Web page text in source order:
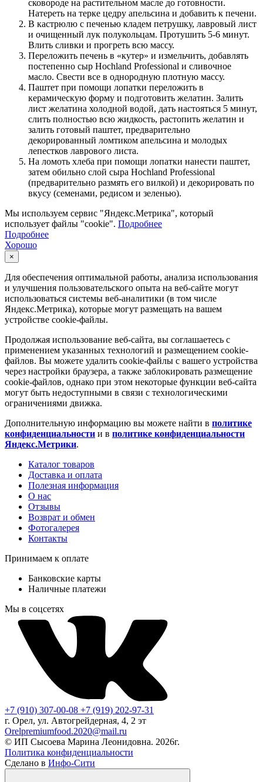
сковороде на растительном масле до готовности.
Натереть на терке цедру апельсина и добавить к печени.
В кастрюлю с печенью кладем петрушку, лавровый лист
и очищенный лук полукольцам. Протушить 5-6 минут.
Влить сливки и прогреть всю массу.
Переложить печень в «кутер» и измельчить, добавлять
постепенно сыр Hochland Professional и сливочное
масло. Свести все в однородную плотную массу.
Паштет при помощи лопатки переложить в
керамическую форму и подготовить желатин. Залить
лист желатина холодной водой, дать настояться 5 минут,
слить полностью всю жидкость, растопить желатин и
залить готовый паштет, предварительно
декорированный ломтиком апельсина и молодых
лепестков лаврового листа.
На ломоть хлеба при помощи лопатки нанести паштет,
затем обильно слой сыра Hochland Professional
(предварительно размять его вилкой) и декорировать по
вкусу (семенами, редисом и зеленью).
Мы используем сервис "Яндекс.Метрика", который
использует файлы "cookie". Подробнее
Подробнее
Хорошо
×
Для обеспечения оптимальной работы, анализа использования
и улучшения пользовательского опыта на веб-сайте могут
использоваться системы веб-аналитики (в том числе
Яндекс.Метрика), которые могут размещать на вашем
устройстве cookie-файлы.
Продолжая использование веб-сайта, вы соглашаетесь с
применением указанных технологий и размещением cookie-
файлов. Вы можете удалить cookie-файлы с вашего устройства
через настройки браузера, а также заблокировать размещение
cookie-файлов, однако при этом некоторые функции веб-сайта
могут быть недоступными в связи с технологическими
ограничениями движка.
Дополнительную информацию вы можете найти в политике
конфиденциальности и в политике конфиденциальности
Яндекс.Метрики.
Каталог товаров
Доставка и оплата
Полезная информация
О нас
Отзывы
Возврат и обмен
Фотогалерея
Контакты
Принимаем к оплате
Банковские карты
Наличные платежи
Мы в соцсетях
+7 (910) 307-00-08 +7 (919) 202-97-31
г. Орел, ул. Автогрейдерная, 4, 2 эт
Orelpremiumfood.2020@mail.ru
© ИП Сысоева Марина Леонидовна. 2026г.
Политика конфиденциальности
Сделано в Инфо-Сити